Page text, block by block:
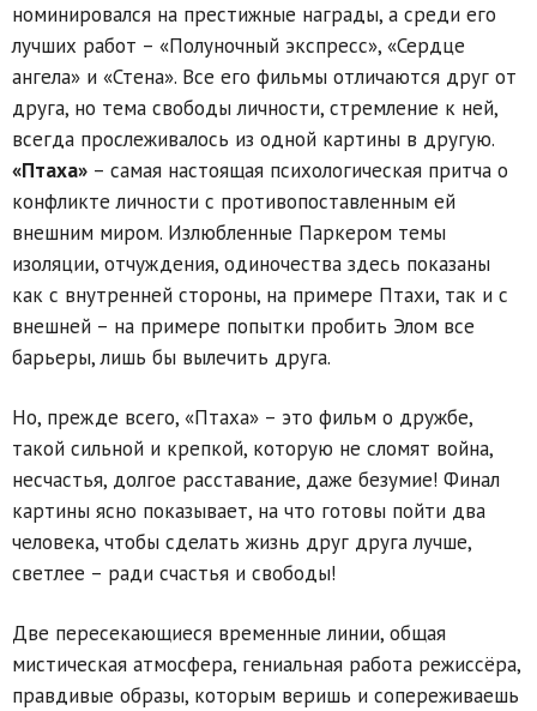
номинировался на престижные награды, а среди его
лучших работ – «Полуночный экспресс», «Сердце
ангела» и «Стена». Все его фильмы отличаются друг от
друга, но тема свободы личности, стремление к ней,
всегда прослеживалось из одной картины в другую.
«Птаха» – самая настоящая психологическая притча о
конфликте личности с противопоставленным ей
внешним миром. Излюбленные Паркером темы
изоляции, отчуждения, одиночества здесь показаны
как с внутренней стороны, на примере Птахи, так и с
внешней – на примере попытки пробить Элом все
барьеры, лишь бы вылечить друга.
Но, прежде всего, «Птаха» – это фильм о дружбе,
такой сильной и крепкой, которую не сломят война,
несчастья, долгое расставание, даже безумие! Финал
картины ясно показывает, на что готовы пойти два
человека, чтобы сделать жизнь друг друга лучше,
светлее – ради счастья и свободы!
Две пересекающиеся временные линии, общая
мистическая атмосфера, гениальная работа режиссёра,
правдивые образы, которым веришь и сопереживаешь